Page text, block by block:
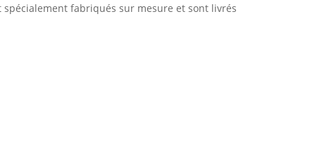
spécialement fabriqués sur mesure et sont livrés